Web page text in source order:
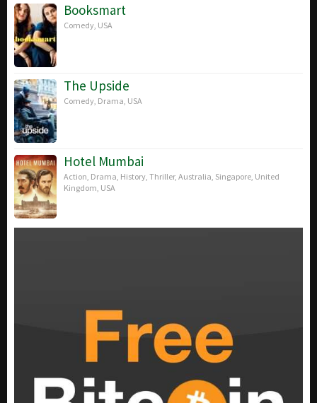
Booksmart
Comedy USA
The Upside
Comedy Drama USA
Hotel Mumbai
Action Drama History Thriller, Australia Singapore United
Kingdom USA